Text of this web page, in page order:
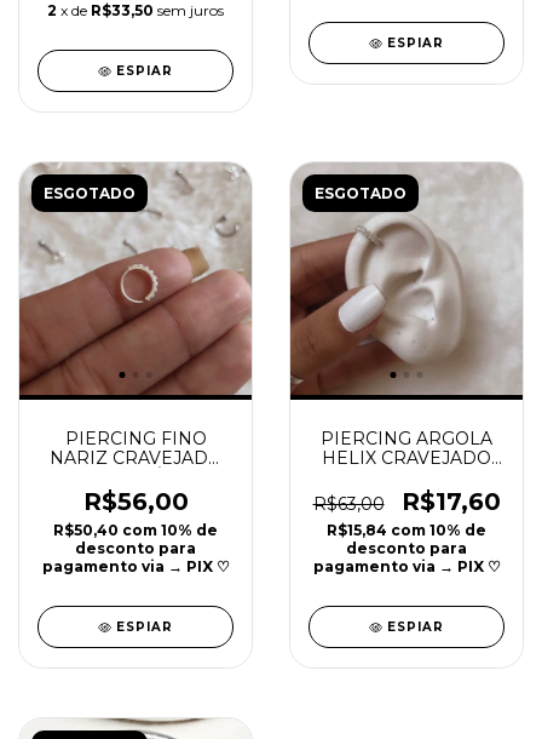
2 x de R$33,50 sem juros
ESPIAR
ESPIAR
ESGOTADO
PIERCING FINO
NARIZ CRAVEJADO
PRATA 925 | 7MM |
REF P12
R$56,00
R$50,40 com 10% de
desconto para
pagamento via → PIX ♡
ESPIAR
ESGOTADO
PIERCING ARGOLA
HELIX CRAVEJADO
PRATA 925 | 8MM |
REF P14
R$63,00 R$17,60
R$15,84 com 10% de
desconto para
pagamento via → PIX ♡
ESPIAR